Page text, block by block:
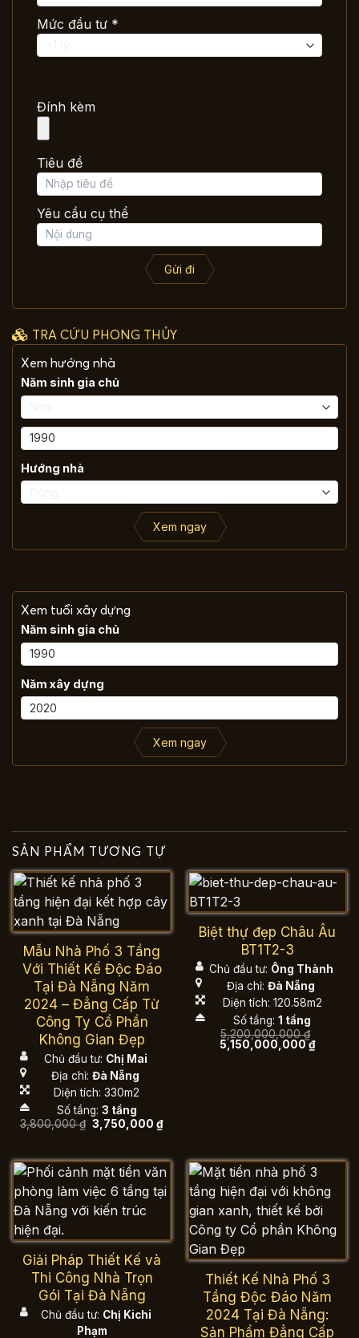
Mức đầu tư *
Đính kèm
Tiêu đề
Yêu cầu cụ thể
Gửi đi
TRA CỨU PHONG THỦY
Xem hướng nhà
Năm sinh gia chủ
Hướng nhà
Xem ngay
Xem tuổi xây dựng
Năm sinh gia chủ
Năm xây dựng
Xem ngay
SẢN PHẨM TƯƠNG TỰ
Mẫu Nhà Phố 3 Tầng
Với Thiết Kế Độc Đáo
Tại Đà Nẵng Năm
2024 – Đẳng Cấp Từ
Công Ty Cổ Phần
Không Gian Đẹp
Chủ đầu tư: Chị Mai
Địa chỉ: Đà Nẵng
Diện tích: 330m2
Số tầng: 3 tầng
3,800,000₫ Giá
gốc
3,750,000₫Giá
3,750,000 ₫.
Biệt thự đẹp Châu Âu
BT1T2-3
Chủ đầu tư: Ông Thành
Địa chỉ: Đà Nẵng
Diện tích: 120.58m2
Số tầng: 1 tầng
5,200,000,000₫
Giá
gốc
5,150,000,000₫Giá
hiện
Giải Pháp Thiết Kế và
Thi Công Nhà Trọn
Gói Tại Đà Nẵng
Chủ đầu tư: Chị Kichi
Phạm
Thiết Kế Nhà Phố 3
Tầng Độc Đáo Năm
2024 Tại Đà Nẵng:
Sản Phẩm Đẳng Cấp